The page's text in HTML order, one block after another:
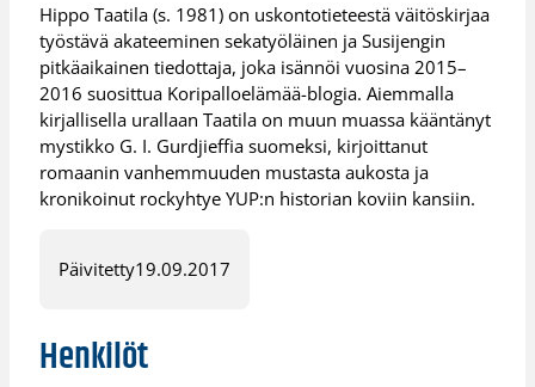
Hippo Taatila (s. 1981) on uskontotieteestä väitöskirjaa
työstävä akateeminen sekatyöläinen ja Susijengin
pitkäaikainen tiedottaja, joka isännöi vuosina 2015–
2016 suosittua Koripalloelämää-blogia. Aiemmalla
kirjallisella urallaan Taatila on muun muassa kääntänyt
mystikko G. I. Gurdjieffia suomeksi, kirjoittanut
romaanin vanhemmuuden mustasta aukosta ja
kronikoinut rockyhtye YUP:n historian koviin kansiin.
Päivitetty19.09.2017
Henkilöt